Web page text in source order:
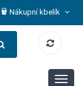
Nákupní kbelík